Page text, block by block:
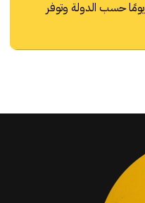
تتراوح مدة الشحن من 10 إلى 15 يومًا حسب الدولة وتوفر